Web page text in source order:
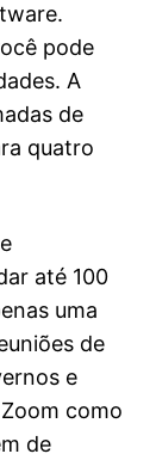
pode
A
de
quatro
até 100
uma
de
e
como
de